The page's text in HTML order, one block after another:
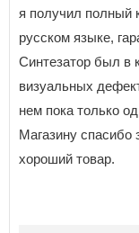
я получил полный
русском языке,
Синтезатор был в
визуальных
нем пока только
Магазину спасибо
хороший товар.